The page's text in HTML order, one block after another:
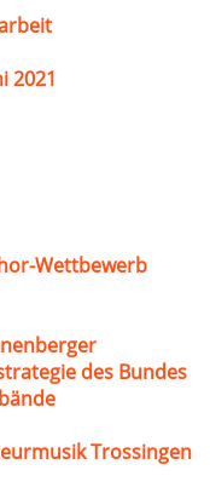
2021
Wettbewerb
des Bundes
Trossingen